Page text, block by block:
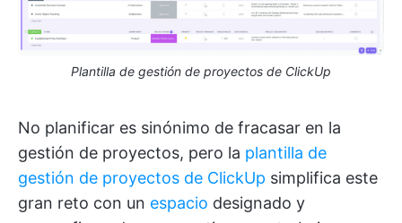
Plantilla de gestión de proyectos de ClickUp
No planificar es sinónimo de fracasar en la
gestión de proyectos, pero la plantilla de
gestión de proyectos de ClickUp simplifica este
gran reto con un espacio designado y